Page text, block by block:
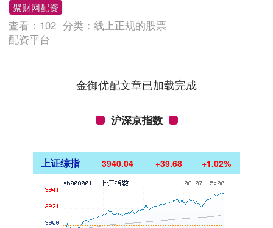
聚财网配资
查看： 102 分类：线上正规的股票
配资平台
金御优配文章已加载完成
沪深京指数
上证综指 3940.04 +39.68 +1.02%